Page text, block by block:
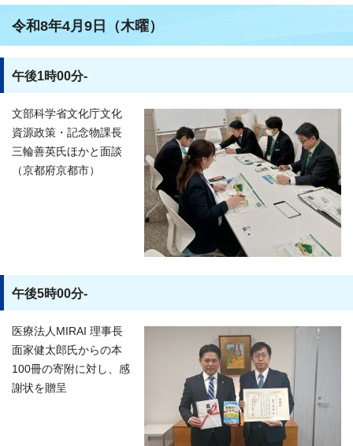
令和8年4月9日（木曜）
午後1時00分-
文部科学省文化庁文化
資源政策・記念物課長
三輪善英氏ほかと面談
（京都府京都市）
午後5時00分-
医療法人MIRAI 理事長
面家健太郎氏からの本
100冊の寄附に対し、感
謝状を贈呈